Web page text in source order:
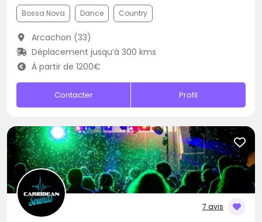
Bossa Nova Dance Country
Arcachon (33)
Déplacement jusqu’à 300 kms
À partir de 1200€
Contacter Profil
7 avis